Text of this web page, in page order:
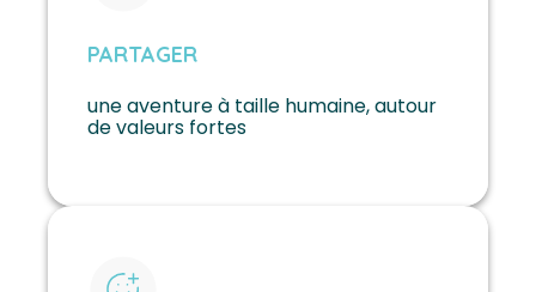
PARTAGER
une aventure à taille humaine, autour
de valeurs fortes